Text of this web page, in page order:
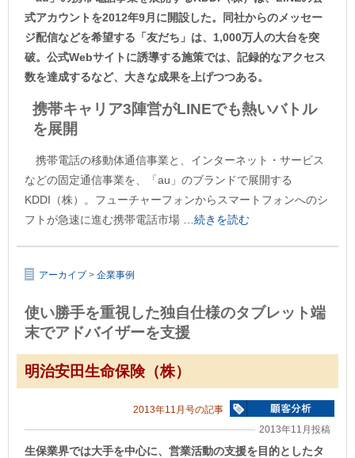
式アカウントを2012年9月に開設した。同社からのメッセー
ジ配信などを希望する「友だち」は、1,000万人の大台を突
破。公式Webサイトに誘導する施策では、記録的なアクセス
数を達成するなど、大きな成果を上げつつある。
携帯キャリア3陣営がLINEでも熱いバトル
を展開
携帯電話の移動体通信事業と、インターネット・サービス
などの固定通信事業を、「au」のブランドで展開する
KDDI（株）。フューチャーフォンからスマートフォンへのシ
フトが急速に進む携帯電話市場 …続きを読む
アーカイブ > 企業事例
使い勝手を重視した独自仕様のタブレット端
末でアドバイザーを支援
明治安田生命保険（株）
2013年11月号の記事
2013年11月投稿
生保業界では大手を中心に、営業活動の支援を目的としたタ